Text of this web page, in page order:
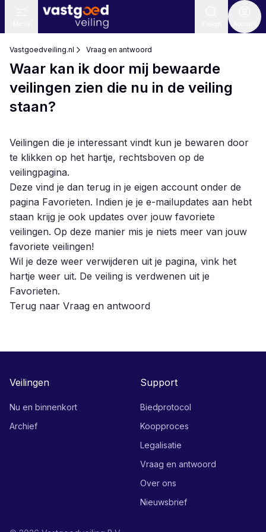
Vastgoedveiling.nl Vraag en antwoord
Waar kan ik door mij bewaarde
veilingen zien die nu in de veiling
staan?
Veilingen die je interessant vindt kun je bewaren door
te klikken op het hartje, rechtsboven op de
veilingpagina.
Deze vind je dan terug in je eigen account onder de
pagina Favorieten. Indien je je e-mailupdates aan hebt
staan krijg je ook updates over jouw favoriete
veilingen. Op deze manier mis je niets meer van jouw
favoriete veilingen!
Wil je deze weer verwijderen uit je pagina, vink het
hartje weer uit. De veiling is verdwenen uit je
Favorieten.
Terug naar Vraag en antwoord
Veilingen
Nu en binnenkort
Archief
Support
Biedprotocol
Koopproces
Legalisatie
Vraag en antwoord
Over ons
Nieuwsbrief